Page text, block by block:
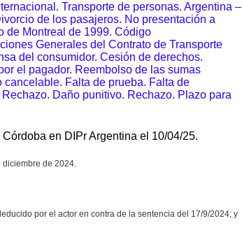
Transporte de personas. Argentina –
de los pasajeros. No presentación a
de Montreal de 1999. Código
Generales del Contrato de Transporte
del consumidor. Cesión de derechos.
el pagador. Reembolso de las sumas
cancelable. Falta de prueba. Falta de
Daño punitivo. Rechazo. Plazo para
en DIPr Argentina el 10/04/25.
diciembre de 2024.
por el actor en contra de la sentencia del 17/9/2024; y